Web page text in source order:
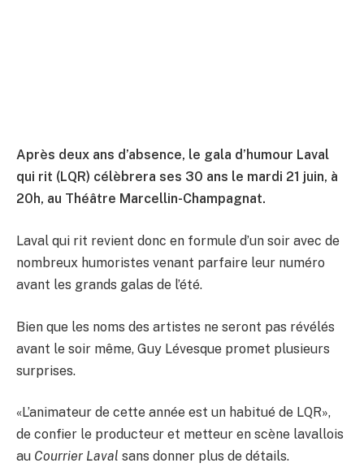
Après deux ans d’absence, le gala d’humour Laval
qui rit (LQR) célèbrera ses 30 ans le mardi 21 juin, à
20h, au Théâtre Marcellin-Champagnat.
Laval qui rit revient donc en formule d’un soir avec de
nombreux humoristes venant parfaire leur numéro
avant les grands galas de l’été.
Bien que les noms des artistes ne seront pas révélés
avant le soir même, Guy Lévesque promet plusieurs
surprises.
«L’animateur de cette année est un habitué de LQR»,
de confier le producteur et metteur en scène lavallois
au Courrier Laval sans donner plus de détails.